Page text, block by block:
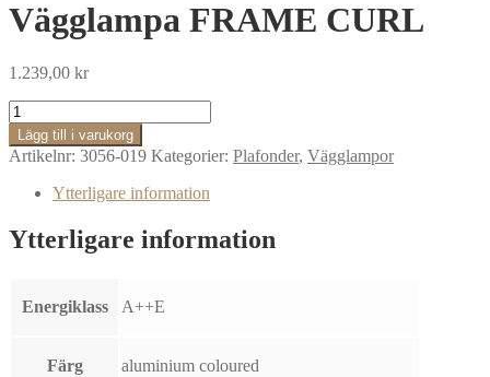
Vägglampa FRAME CURL
1.239,00 kr
Vägglampa
FRAME
CURL
mängd
Lägg till i varukorg
Artikelnr: 3056-019 Kategorier: Plafonder, Vägglampor
Ytterligare information
Ytterligare information
Energiklass A++E
Färg aluminium coloured